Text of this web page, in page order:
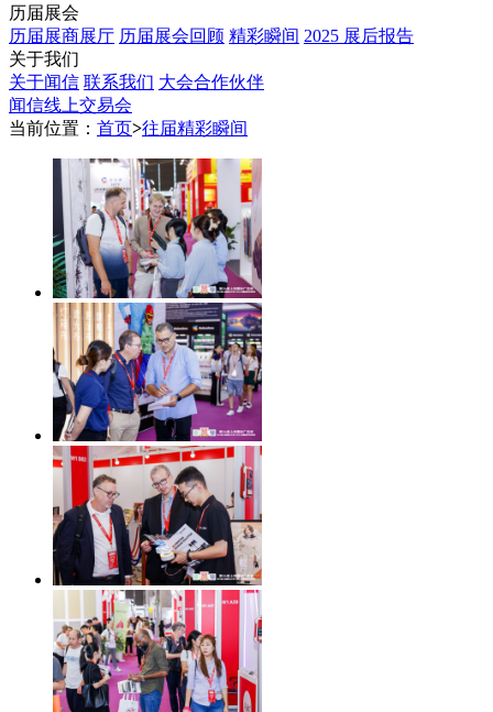
历届展会
历届展商展厅 历届展会回顾 精彩瞬间 2025 展后报告
关于我们
关于闻信 联系我们 大会合作伙伴
闻信线上交易会
当前位置： 首页>往届精彩瞬间